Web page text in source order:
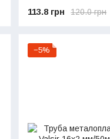
120.0 грн
113.8 грн
−5%